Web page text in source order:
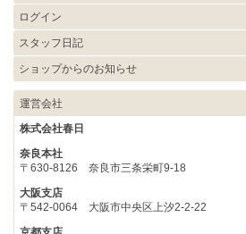
ログイン
スタッフ日記
ショップからのお知らせ
運営会社
株式会社春日
奈良本社
〒630-8126 奈良市三条栄町9-18
大阪支店
〒542-0064 大阪市中央区上汐2-2-22